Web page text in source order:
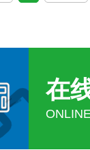
在